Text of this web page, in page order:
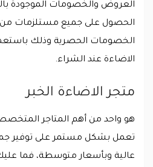
العروض والخصومات الموجودة
الحصول على جميع مستلزمات من
الخصومات الحصرية وذلك
الاضاءة عند الشراء.
متجر الاضاءة الخبر
هو واحد من أهم المتاجر
تعمل بشكل مستمر على توفير
عالية وبأسعار متوسطة، فما